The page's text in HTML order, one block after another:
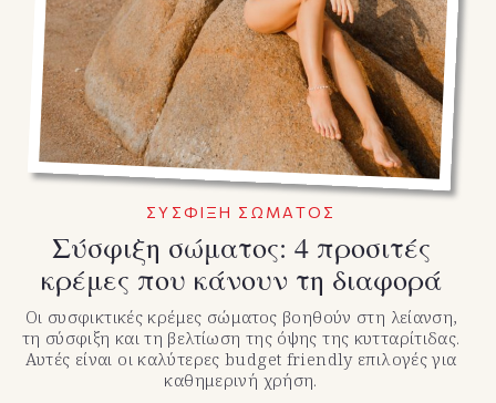
X(Twitter)
ΣΥΣΦΙΞΗ ΣΩΜΑΤΟΣ
Σύσφιξη σώματος: 4 προσιτές
κρέμες που κάνουν τη διαφορά
Οι συσφικτικές κρέμες σώματος βοηθούν στη λείανση,
τη σύσφιξη και τη βελτίωση της όψης της κυτταρίτιδας.
Αυτές είναι οι καλύτερες budget friendly επιλογές για
καθημερινή χρήση.